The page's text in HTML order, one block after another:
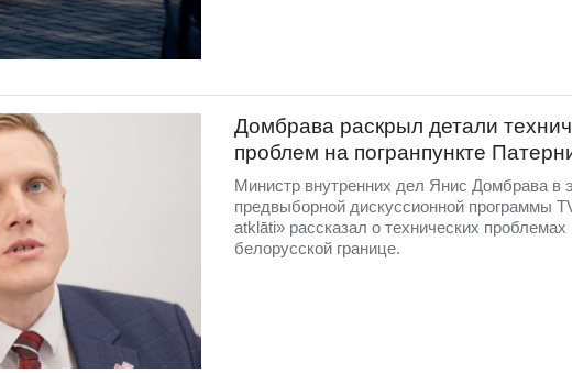
Домбравa раскрыл детали
проблем на погранпункте
Министр внутренних дел Янис Домбрава в
предвыборной дискуссионной программы
atklāti» рассказал о технических проблемах
белорусской границе.